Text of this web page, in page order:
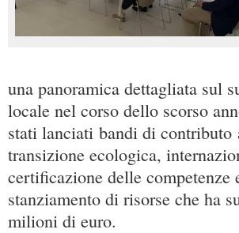
una panoramica dettagliata sul
locale nel corso dello scorso
stati lanciati bandi di
transizione ecologica,
certificazione delle
stanziamento di risorse che ha
milioni di euro.